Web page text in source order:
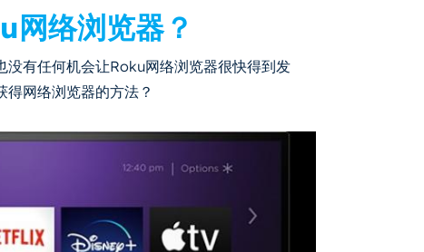
网络浏览器？
有任何机会让Roku网络浏览器很快得到发
网络浏览器的方法？